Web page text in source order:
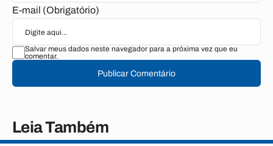
E-mail (Obrigatório)
Salvar meus dados neste navegador para a próxima vez que eu
comentar.
Publicar Comentário
Leia Também